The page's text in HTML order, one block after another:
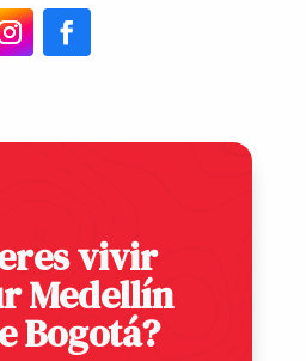
vivir
Medellín
Bogotá?